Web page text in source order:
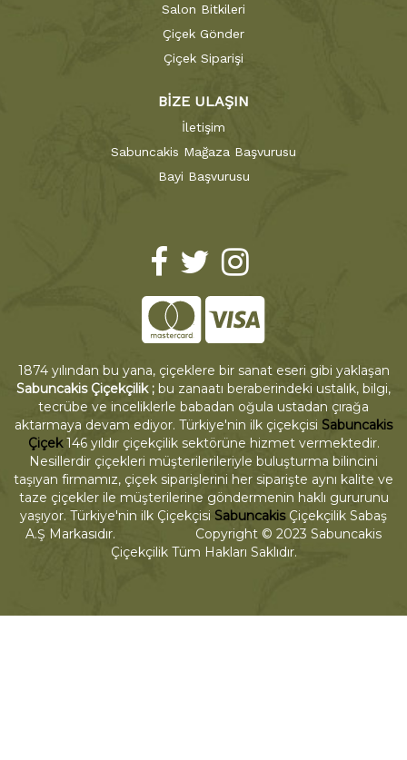
Salon Bitkileri
Çiçek Gönder
Çiçek Siparişi
BİZE ULAŞIN
İletişim
Sabuncakis Mağaza Başvurusu
Bayi Başvurusu
1874 yılından bu yana, çiçeklere bir sanat eseri gibi yaklaşan
Sabuncakis Çiçekçilik ; bu zanaatı beraberindeki ustalık, bilgi,
tecrübe ve inceliklerle babadan oğula ustadan çırağa
aktarmaya devam ediyor. Türkiye'nin ilk çiçekçisi Sabuncakis
Çiçek146 yıldır çiçekçilik sektörüne hizmet vermektedir.
Nesillerdir çiçekleri müşterilerileriyle buluşturma bilincini
taşıyan firmamız, çiçek siparişlerini her siparişte aynı kalite ve
taze çiçekler ile müşterilerine göndermenin haklı gururunu
yaşıyor. Türkiye'nin ilk Çiçekçisi SabuncakisÇiçekçilik Sabaş
A.Ş Markasıdır. Copyright © 2023 Sabuncakis
Çiçekçilik Tüm Hakları Saklıdır.